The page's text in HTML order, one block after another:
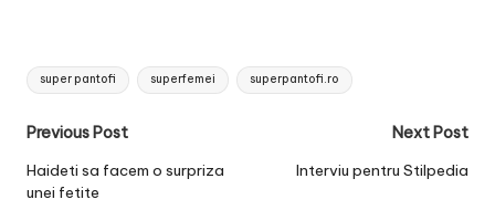
Tags:
super pantofi superfemei superpantofi.ro
Post
navigation
Previous Post
Haideti sa facem o surpriza
unei fetite
Next Post
Interviu pentru Stilpedia